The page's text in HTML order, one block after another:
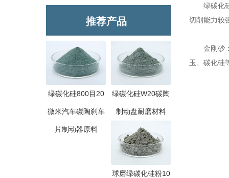
推荐产品
绿碳化硅800目20
微米汽车碳陶刹车
片制动器原料
绿碳化硅W20碳陶
制动盘耐磨材料
球磨绿碳化硅粉10
绿碳化
切削能力较
金刚砂：
玉、碳化硅